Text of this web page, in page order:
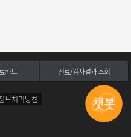
카드 진료/검사결과 조회
보처리방침